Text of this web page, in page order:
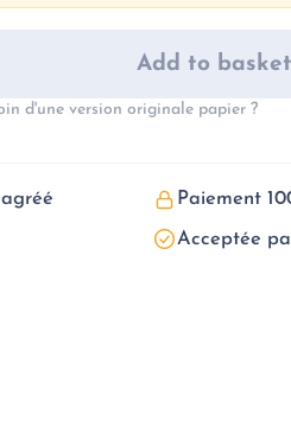
Add to basket
d'une version originale papier ?
Paiement
Acceptée